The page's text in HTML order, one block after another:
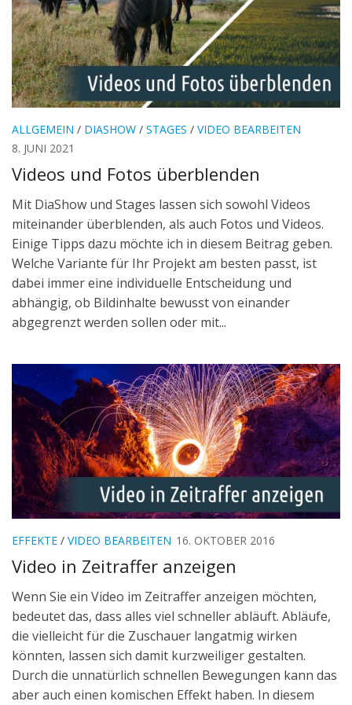
ALLGEMEIN / DIASHOW / STAGES / VIDEO BEARBEITEN
8. JUNI 2021
Videos und Fotos überblenden
Mit DiaShow und Stages lassen sich sowohl Videos
miteinander überblenden, als auch Fotos und Videos.
Einige Tipps dazu möchte ich in diesem Beitrag geben.
Welche Variante für Ihr Projekt am besten passt, ist
dabei immer eine individuelle Entscheidung und
abhängig, ob Bildinhalte bewusst von einander
abgegrenzt werden sollen oder mit...
EFFEKTE / VIDEO BEARBEITEN 16. OKTOBER 2016
Video in Zeitraffer anzeigen
Wenn Sie ein Video im Zeitraffer anzeigen möchten,
bedeutet das, dass alles viel schneller abläuft. Abläufe,
die vielleicht für die Zuschauer langatmig wirken
könnten, lassen sich damit kurzweiliger gestalten.
Durch die unnatürlich schnellen Bewegungen kann das
aber auch einen komischen Effekt haben. In diesem